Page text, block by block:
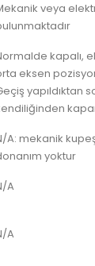
veya
kapalı,
eksen
yapıldıktan
A: mekanik
yoktur
A
A